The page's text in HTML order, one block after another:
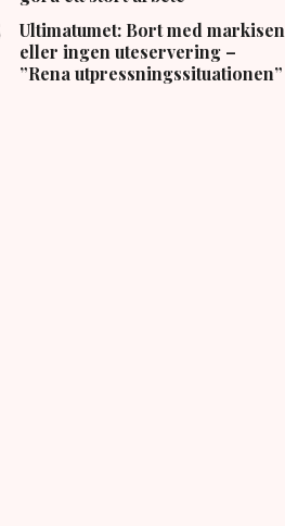
Ultimatumet: Bort med markisen
eller ingen uteservering –
”Rena utpressningssituationen”